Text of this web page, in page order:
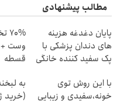
مطالب پیشنهادی
پایان دغدغه هزینه
های دندان پزشکی با
پک سفید کننده خانگی
قسطه
با این روش توی
خونه،سفیدی و زیبایی
به
(خرید